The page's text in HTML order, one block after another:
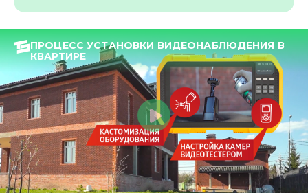
ПРОЦЕСС УСТАНОВКИ ВИДЕОНАБЛЮДЕНИЯ В
КВАРТИРЕ